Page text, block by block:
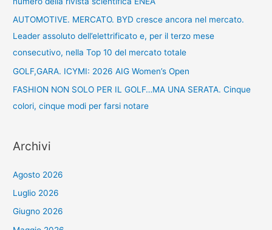
AUTOMOTIVE. MERCATO. BYD cresce ancora nel mercato.
Leader assoluto dell’elettrificato e, per il terzo mese
consecutivo, nella Top 10 del mercato totale
GOLF,GARA. ICYMI: 2026 AIG Women’s Open
FASHION NON SOLO PER IL GOLF…MA UNA SERATA. Cinque
colori, cinque modi per farsi notare
Archivi
Agosto 2026
Luglio 2026
Giugno 2026